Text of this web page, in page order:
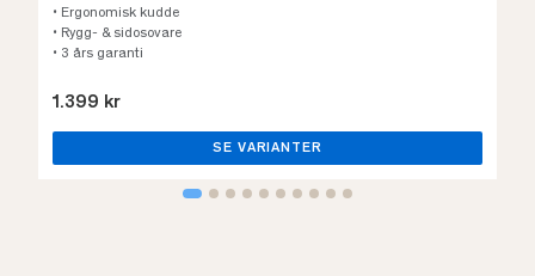
• Ergonomisk kudde
• Rygg- & sidosovare
• 3 års garanti
1.399 kr
SE VARIANTER